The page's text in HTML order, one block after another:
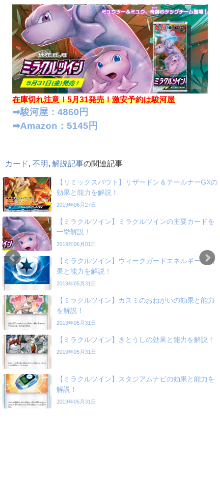
在庫切れ注意！5月31発売！激安予約は駿河屋
➡︎駿河屋：4860円
➡︎Amazon：5145円
カード 不明 解説記事の関連記事
【リミックスバウト】リザードン＆テールナーGXの
効果と能力を解説！
2019年06月27日
【ミラクルツイン】ミラクルツインの主要カードを
一挙解説！
2019年06月01日
【ミラクルツイン】ウィークガードエネルギーの効
果と能力を解説！
2019年05月31日
【ミラクルツイン】カスミのおねがいの効果と能力
を解説！
2019年05月31日
【ミラクルツイン】きとうしの効果と能力を解説！
2019年05月31日
【ミラクルツイン】スタジアムナビの効果と能力を
解説！
2019年05月31日